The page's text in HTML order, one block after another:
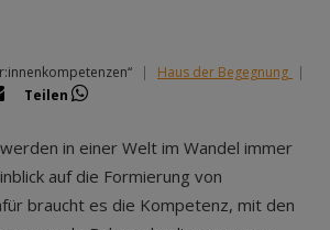
| Haus der Begegnung
|
Teilen
in einer Welt im Wandel immer
auf die Formierung von
braucht es die Kompetenz, mit den